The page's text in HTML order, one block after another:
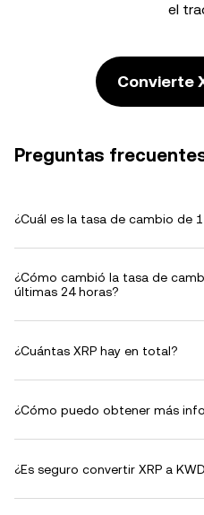
el
Convierte
Preguntas
¿Cuál es la tasa de cambio de 1
¿Cómo cambió la tasa de
últimas 24 horas?
¿Cuántas XRP hay en total?
¿Cómo puedo obtener más
¿Es seguro convertir XRP a